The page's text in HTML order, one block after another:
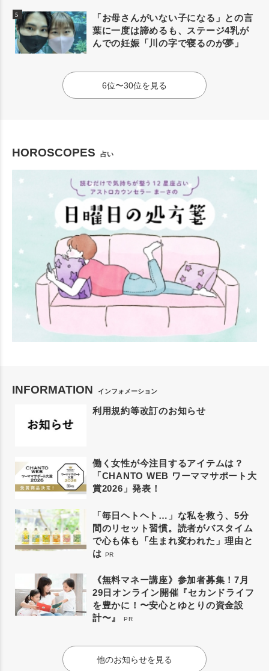
「お母さんがいない子になる」との言
葉に一度は諦めるも、ステージ4乳が
んでの妊娠「川の字で寝るのが夢」
6位〜30位を見る
HOROSCOPES 占い
INFORMATION インフォメーション
利用規約等改訂のお知らせ
働く女性が今注目するアイテムは？
「CHANTO WEB ワーママサポート大
賞2026」発表！
「毎日ヘトヘト…」な私を救う、5分
間のリセット習慣。読者がバスタイム
で心も体も「生まれ変われた」理由と
は PR
《無料マネー講座》参加者募集！7月
29日オンライン開催『セカンドライフ
を豊かに！〜安心とゆとりの資金設
計〜』
PR
他のお知らせを見る